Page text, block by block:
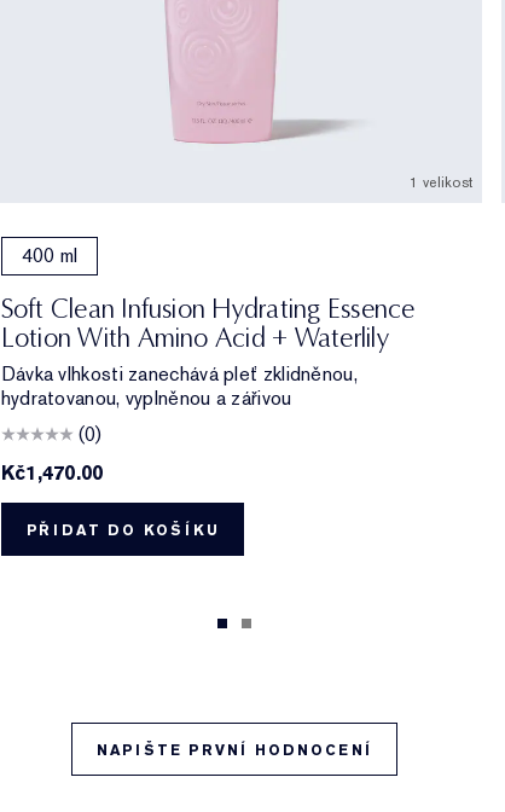
1 velikost
400 ml
Soft Clean Infusion Hydrating Essence
Lotion With Amino Acid + Waterlily
Dávka vlhkosti zanechává pleť zklidněnou,
hydratovanou, vyplněnou a zářivou
(0)
Kč1,470.00
PŘIDAT DO KOŠÍKU
NAPIŠTE PRVNÍ HODNOCENÍ